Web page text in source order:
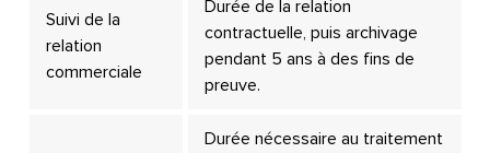
Suivi de la
relation
commerciale
Durée de la relation
contractuelle, puis archivage
pendant 5 ans à des fins de
preuve.
Durée nécessaire au traitement